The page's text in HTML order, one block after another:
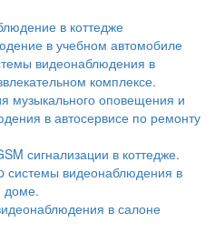
в коттедже
в учебном автомобиле
видеонаблюдения в
комплексе.
музыкального оповещения и
в автосервисе по ремонту
сигнализации в коттедже.
системы видеонаблюдения в
доме.
в салоне